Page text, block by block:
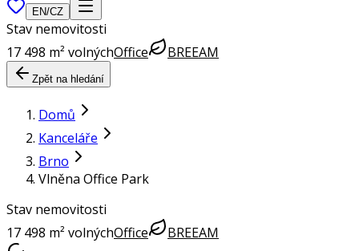
EN/CZ
Stav nemovitosti
17 498 m² volnýchOffice BREEAM
Zpět na hledání
Domů
Kanceláře
Brno
Vlněna Office Park
Stav nemovitosti
17 498 m² volnýchOffice BREEAM